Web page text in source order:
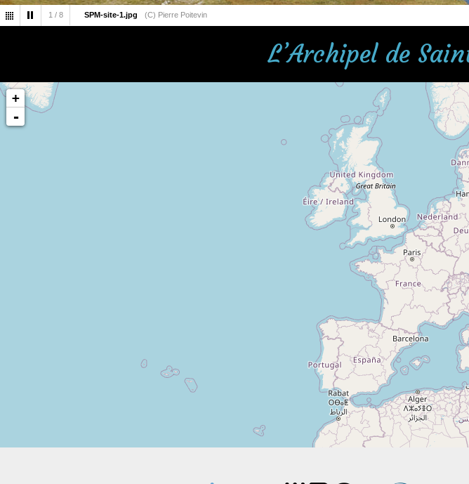
1 / 8 SPM-site-1.jpg (C) Pierre Poitevin
L’Archipel de
+
-